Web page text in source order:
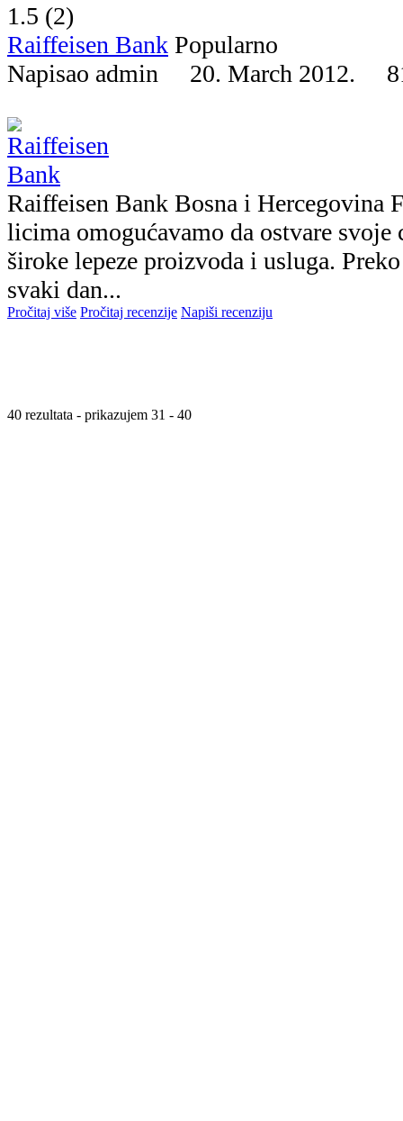
1.5 (2)
Raiffeisen Bank Popularno
Napisao admin 20. March 2012.
Raiffeisen Bank Bosna i Hercegovina
licima omogućavamo da ostvare svoje
široke lepeze proizvoda i usluga.
svaki dan...
Pročitaj više Pročitaj recenzije Napiši recenziju
40 rezultata - prikazujem 31 - 40